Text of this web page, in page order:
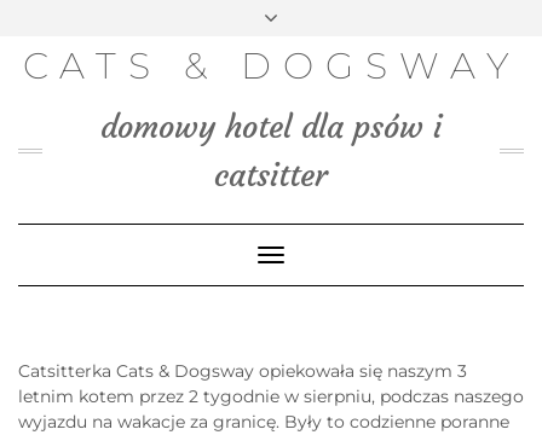
content
MEDIA
KONTAKT
CATS & DOGSWAY
domowy hotel dla psów i
catsitter
Toggle
Navigation
Catsitterka Cats & Dogsway opiekowała się naszym 3
letnim kotem przez 2 tygodnie w sierpniu, podczas naszego
wyjazdu na wakacje za granicę. Były to codzienne poranne